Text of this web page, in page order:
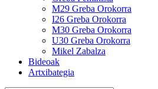
M29 Greba Orokorra
I26 Greba Orokorra
M30 Greba Orokorra
U30 Greba Orokorra
Mikel Zabalza
Bideoak
Artxibategia